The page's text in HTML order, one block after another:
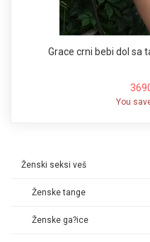
Grace crni bebi dol sa
You
Ženski seksi veš
Ženske tange
Ženske ga?ice